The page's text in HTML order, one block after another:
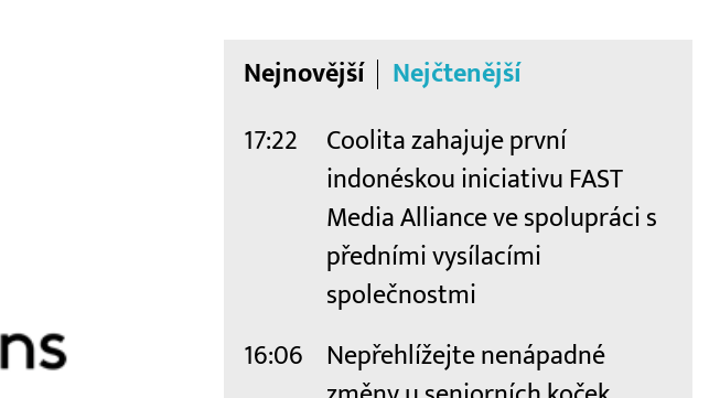
Nejnovější Nejčtenější
17:22
Coolita zahajuje první
indonéskou iniciativu FAST
Media Alliance ve spolupráci s
předními vysílacími
společnostmi
16:06
Nepřehlížejte nenápadné